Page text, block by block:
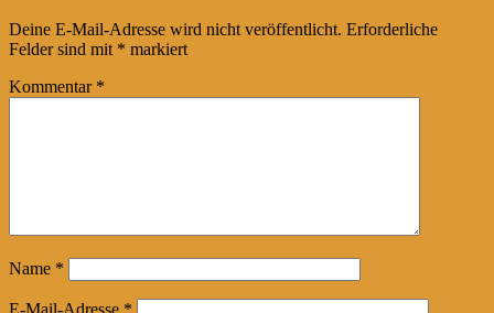
Deine E-Mail-Adresse wird nicht veröffentlicht. Erforderliche
Felder sind mit * markiert
Kommentar *
Name *